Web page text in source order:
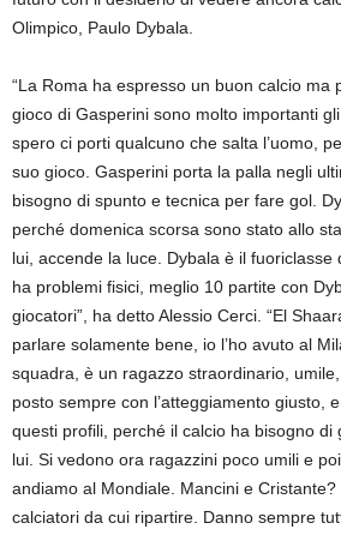
Olimpico, Paulo Dybala.
“La Roma ha espresso un buon calcio ma
gioco di Gasperini sono molto importanti
spero ci porti qualcuno che salta l’uomo,
suo gioco. Gasperini porta la palla negli
bisogno di spunto e tecnica per fare gol.
perché domenica scorsa sono stato allo
lui, accende la luce. Dybala è il fuoriclasse
ha problemi fisici, meglio 10 partite con
giocatori”, ha detto Alessio Cerci. “El
parlare solamente bene, io l’ho avuto al
squadra, è un ragazzo straordinario,
posto sempre con l’atteggiamento giusto,
questi profili, perché il calcio ha bisogno di
lui. Si vedono ora ragazzini poco umili e
andiamo al Mondiale. Mancini e
calciatori da cui ripartire. Danno sempre